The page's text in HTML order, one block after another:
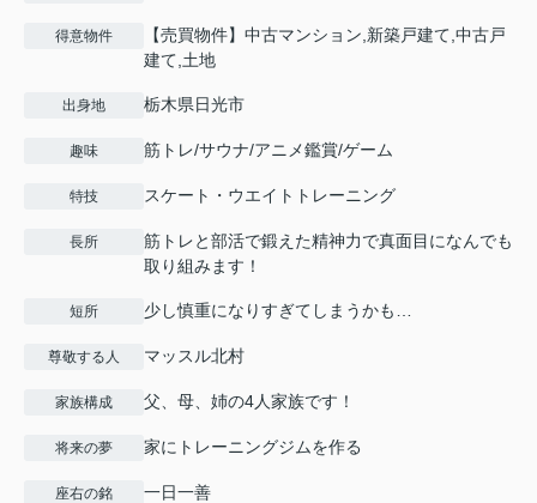
得意物件
【売買物件】中古マンション,新築戸建て,中古戸
建て,土地
出身地 栃木県日光市
趣味 筋トレ/サウナ/アニメ鑑賞/ゲーム
特技 スケート・ウエイトトレーニング
長所
筋トレと部活で鍛えた精神力で真面目になんでも
取り組みます！
短所 少し慎重になりすぎてしまうかも…
尊敬する人 マッスル北村
家族構成 父、母、姉の4人家族です！
将来の夢 家にトレーニングジムを作る
座右の銘 一日一善